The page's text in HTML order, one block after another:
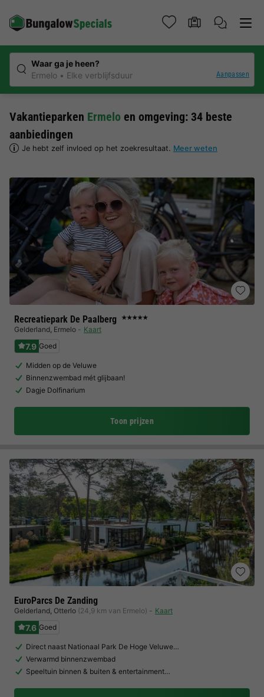
Waar ga je heen?
Ermelo
Elke verblijfsduur Aanpassen
Vakantieparken Ermelo en omgeving: 34 beste
aanbiedingen
Je hebt zelf invloed op het zoekresultaat. Meer weten
Recreatiepark De Paalberg ★★★★★
Gelderland, Ermelo Kaart
7.9 Goed
Midden op de Veluwe
Binnenzwembad mét glijbaan!
Dagje Dolfinarium
Toon prijzen
EuroParcs De Zanding
Gelderland, Otterlo (24,9 km van Ermelo) Kaart
7.6 Goed
Direct naast Nationaal Park De Hoge Veluwe…
Verwarmd binnenzwembad
Speeltuin binnen & buiten & entertainment…